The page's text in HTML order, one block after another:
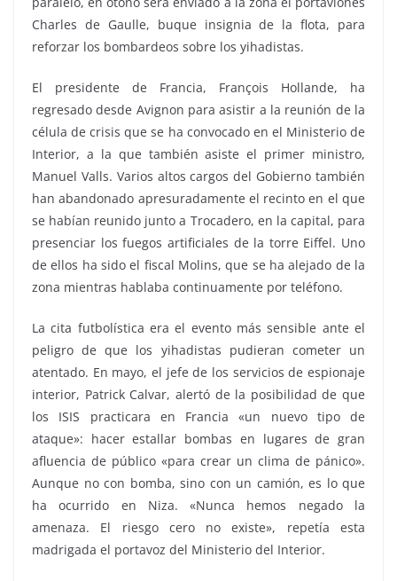
Charles de Gaulle, buque insignia de la flota, para
reforzar los bombardeos sobre los yihadistas.
El presidente de Francia, François Hollande, ha
regresado desde Avignon para asistir a la reunión de la
célula de crisis que se ha convocado en el Ministerio de
Interior, a la que también asiste el primer ministro,
Manuel Valls. Varios altos cargos del Gobierno también
han abandonado apresuradamente el recinto en el que
se habían reunido junto a Trocadero, en la capital, para
presenciar los fuegos artificiales de la torre Eiffel. Uno
de ellos ha sido el fiscal Molins, que se ha alejado de la
zona mientras hablaba continuamente por teléfono.
La cita futbolística era el evento más sensible ante el
peligro de que los yihadistas pudieran cometer un
atentado. En mayo, el jefe de los servicios de espionaje
interior, Patrick Calvar, alertó de la posibilidad de que
los ISIS practicara en Francia «un nuevo tipo de
ataque»: hacer estallar bombas en lugares de gran
afluencia de público «para crear un clima de pánico».
Aunque no con bomba, sino con un camión, es lo que
ha ocurrido en Niza. «Nunca hemos negado la
amenaza. El riesgo cero no existe», repetía esta
madrigada el portavoz del Ministerio del Interior.